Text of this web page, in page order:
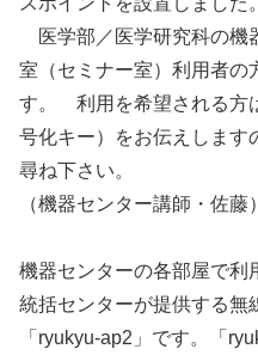
医学部／医学研究科の機
室（セミナー室）利用者の
す。 利用を希望される方
号化キー）をお伝えします
尋ね下さい。
（機器センター講師・佐藤）
機器センターの各部屋で利
統括センターが提供する無
「ryukyu-ap2」です。「